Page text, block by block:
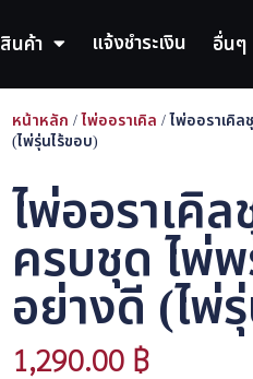
สินค้า แจ้งชำระเงิน อื่นๆ
หน้าหลัก /ไพ่ออราเคิล / ไพ่ออราเคิ
(ไพ่รุ่นไร้ขอบ)
ไพ่ออราเคิ
ครบชุด ไพ่
อย่างดี (ไพ่
1,290.00 ฿